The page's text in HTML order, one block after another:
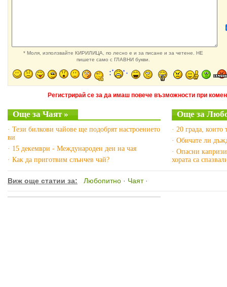
* Моля, използвайте КИРИЛИЦА, по лесно е и за писане и за четене. НЕ
пишете само с ГЛАВНИ букви.
Регистрирай се за да имаш повече възможности при
Още за Чаят »
· Тези билкови чайове ще подобрят настроението
ви
· 15 декември - Международен ден на чая
· Как да приготвим слънчев чай?
Още за
· 20 града, които
· Обичате ли
· Опасни
хората са
Виж още статии за: Любопитно · Чаят·